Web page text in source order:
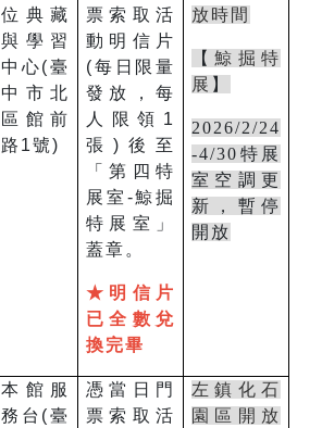
位典藏
與學習
中心(臺
中市北
區館前
路1號)
票索取活
動明信片
(每日限量
發放，每
人限領 1
張)後至
「第四特
展室-鯨掘
特展室」
蓋章。
★明信片
已全數兌
換完畢
放時間
【鯨掘特
展 】
2026/2/24
-4/30特展
室空調更
新，暫停
開放
本館服
務台 (臺
憑當日門
票索取活
左鎮化石
園區開放